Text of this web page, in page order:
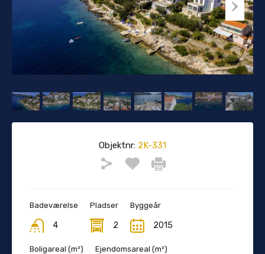
Objektnr: 2K-331
Badeværelse
4
Pladser
2
Byggeår
2015
Boligareal (m²) Ejendomsareal (m²)